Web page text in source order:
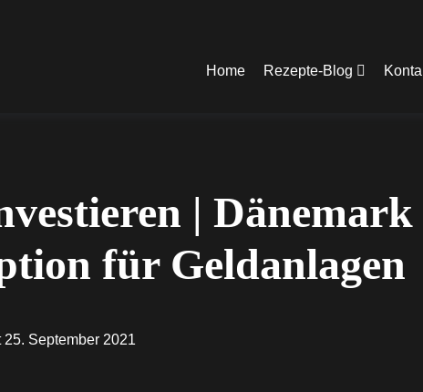
Home Rezepte-Blog
| Dänemark
für Geldanlagen
25. September 2021